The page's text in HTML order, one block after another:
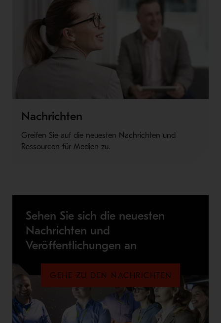
Nachrichten
Greifen Sie auf die neuesten Nachrichten und
Ressourcen für Medien zu.
Sehen Sie sich die neuesten
Nachrichten und
Veröffentlichungen an
GEHE ZU DEN NACHRICHTEN